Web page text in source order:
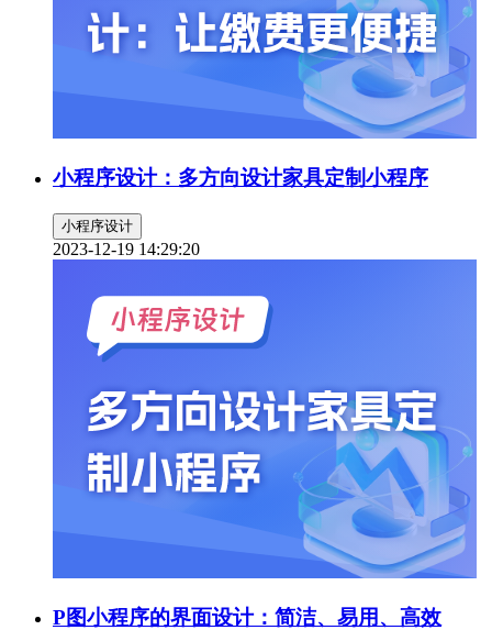
小程序设计：多方向设计家具定制小程序
小程序设计
2023-12-19 14:29:20
P图小程序的界面设计：简洁、易用、高效